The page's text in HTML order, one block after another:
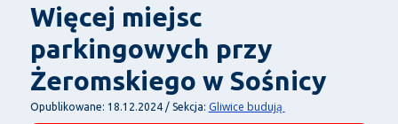
Więcej miejsc
parkingowych przy
Żeromskiego w Sośnicy
Opublikowane: 18.12.2024 / Sekcja: Gliwice budują